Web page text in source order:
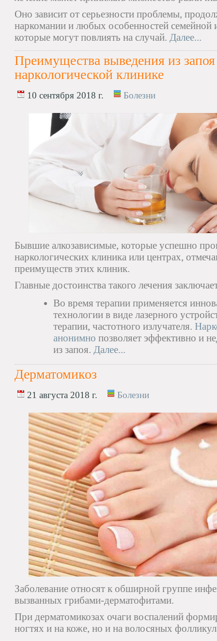
Оно зависит от серьезности проблемы,
наркомании и любых особенностей семейной
которые могут повлиять на случай. Далее...
Преимущества выведения из
наркологической клинике
10 сентября 2018 г. Болезни
Бывшие алкозависимые, которые успешно
наркологических клиника или центрах,
преимуществ этих клиник.
Главные достоинства такого лечения
Во время терапии применяется
технологии в виде лазерного
терапии, частотного излучателя.
анонимно позволяет эффективно и
из запоя. Далее...
Дерматомикоз
21 августа 2018 г. Болезни
Заболевание относят к обширной группе
вызванных грибами-дерматофитами.
При дерматомикозах очаги воспалений
ногтях и на коже, но и на волосяных